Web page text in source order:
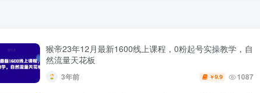
猴帝23年12月最新1600线上课程，0粉起号实操教学，自
然流量天花板
3年前 ￥9.9 1087